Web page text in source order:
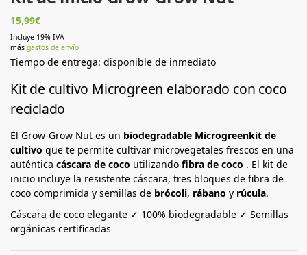
15,99€
Incluye 19% IVA
más gastos de envío
Tiempo de entrega: disponible de inmediato
Kit de cultivo Microgreen elaborado con coco
reciclado
El Grow-Grow Nut es un biodegradable Microgreenkit de
cultivo que te permite cultivar microvegetales frescos en una
auténtica cáscara de coco utilizando fibra de coco . El kit de
inicio incluye la resistente cáscara, tres bloques de fibra de
coco comprimida y semillas de brócoli, rábano y rúcula.
Cáscara de coco elegante ✓ 100% biodegradable ✓ Semillas
orgánicas certificadas